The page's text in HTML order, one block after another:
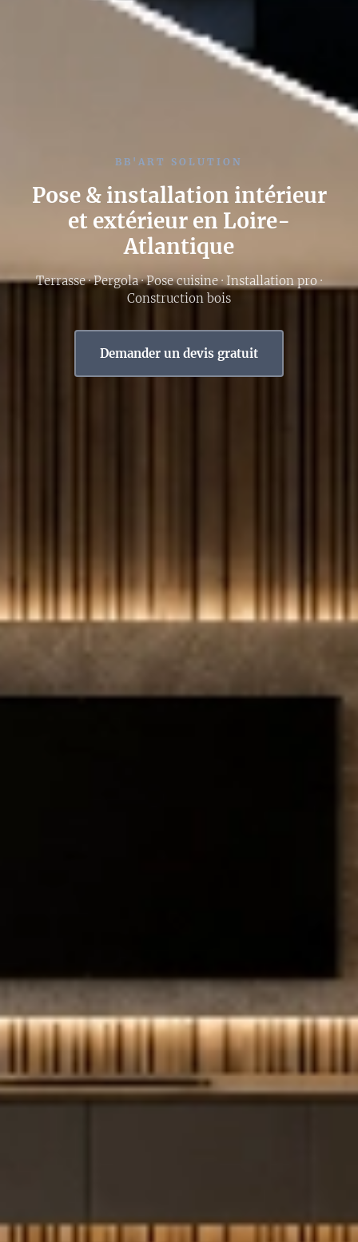
BB'ART SOLUTION
Pose & installation intérieur
et extérieur en Loire-
Atlantique
Terrasse · Pergola · Pose cuisine · Installation pro ·
Construction bois
Demander un devis gratuit